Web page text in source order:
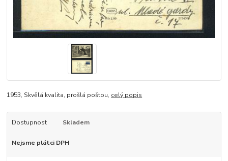
1953, Skvělá kvalita, prošlá poštou, celý popis
Dostupnost Skladem
Nejsme plátci DPH